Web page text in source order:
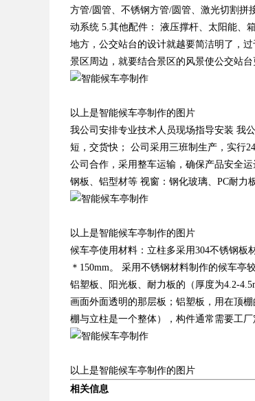
方管/圆管、不锈钢方管/圆管、激光切割拼
动系统 5.其他配件： 液压撑杆、太阳能、
地方，公交站台的设计就越要简洁明了，
景区周边，就要结合景区的风景使公交站
以上是智能候车亭制作的图片
我公司安排专业技术人员现场指导安装 我
短，交货快； 公司采用三班制生产，实行
公司合作，采用整车运输，确保产品安全
钢板、铝型材等 视窗：钢化玻璃、PC耐力
以上是智能候车亭制作的图片
候车亭使用材料：立柱多采用304不锈钢板
＊150mm。 采用不锈钢材料制作的候车亭
铝塑板、阳光板、耐力板的（厚度为4.2-
画面外面透明的那层板；铝塑板，用在顶
棚与立柱是一个整体），构件通常需要工
以上是智能候车亭制作的图片
相关信息